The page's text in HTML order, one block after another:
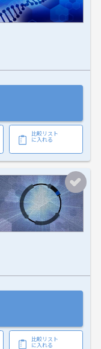
比較リスト
に入れる
比較リスト
に入れる